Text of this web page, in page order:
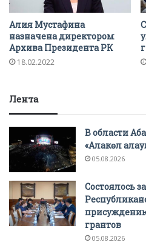
Алия Мустафина
назначена директором
Архива Президента РК
18.02.2022
Лента
В области
«Алакөл
05.08.2026
Состоялось
грантов
05.08.2026